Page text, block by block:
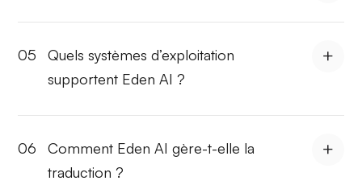
05
Quels systèmes d’exploitation
supportent Eden AI ?
06
Comment Eden AI gère-t-elle la
traduction ?